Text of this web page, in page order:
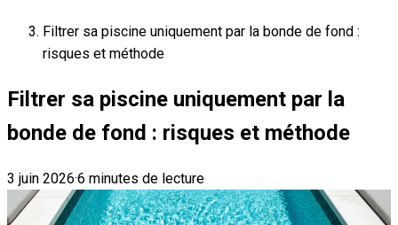
Filtrer sa piscine uniquement par la bonde de fond :
risques et méthode
Filtrer sa piscine uniquement par la
bonde de fond : risques et méthode
3 juin 2026·6 minutes de lecture